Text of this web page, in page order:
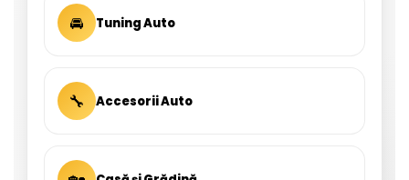
🚘 Tuning Auto
🔧 Accesorii Auto